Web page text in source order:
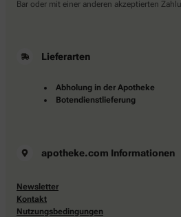
Bar oder mit einer anderen akzeptierten
Lieferarten
Abholung in der Apotheke
Botendienstlieferung
apotheke.com Informationen
Newsletter
Kontakt
Nutzungsbedingungen